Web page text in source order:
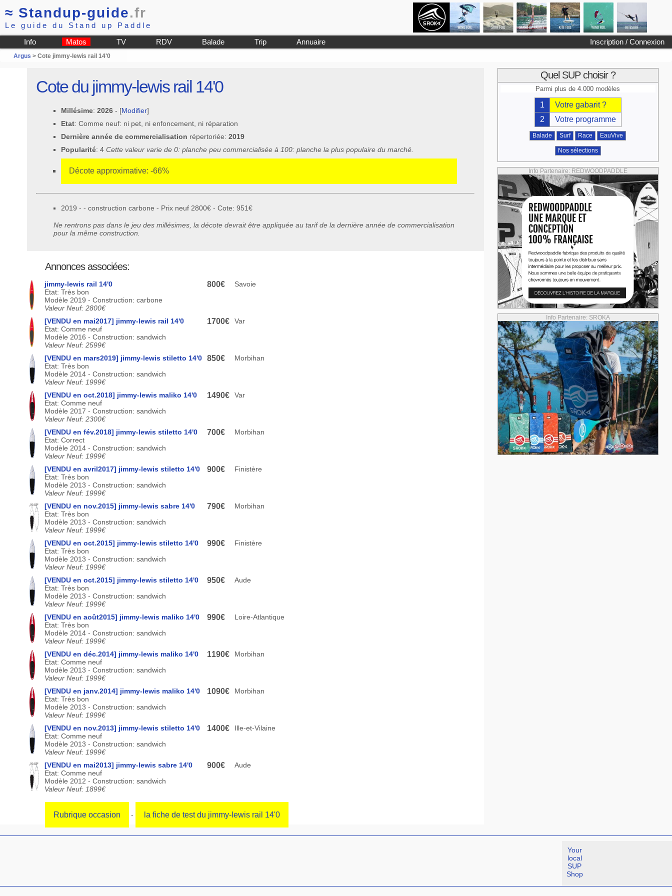
≈ Standup-guide.fr
Le guide du Stand up Paddle
Inscription / Connexion
Info Matos TV RDV Balade Trip Annuaire
Argus > Cote jimmy-lewis rail 14'0
Cote du jimmy-lewis rail 14'0
Millésime:2026 - [Modifier]
Etat: Comme neuf: ni pet, ni enfoncement, ni réparation
Dernière année de commercialisation répertoriée:2019
Popularité: 4Cette valeur varie de 0: planche peu commercialisée à 100: planche la plus populaire du marché.
Décote approximative: -66%
2019 - - construction carbone - Prix neuf 2800€ - Cote: 951€
Ne rentrons pas dans le jeu des millésimes, la décote devrait être appliquée au tarif de la dernière année de commercialisation
pour la même construction.
Annonces associées:
jimmy-lewis rail 14'0
Etat: Très bon
Modèle 2019 - Construction: carbone
Valeur Neuf: 2800€
800€ Savoie
[VENDU en mai2017] jimmy-lewis rail 14'0
Etat: Comme neuf
Modèle 2016 - Construction: sandwich
Valeur Neuf: 2599€
1700€ Var
[VENDU en mars2019] jimmy-lewis stiletto 14'0
Etat: Très bon
Modèle 2014 - Construction: sandwich
Valeur Neuf: 1999€
850€ Morbihan
[VENDU en oct.2018] jimmy-lewis maliko 14'0
Etat: Comme neuf
Modèle 2017 - Construction: sandwich
Valeur Neuf: 2300€
1490€ Var
[VENDU en fév.2018] jimmy-lewis stiletto 14'0
Etat: Correct
Modèle 2014 - Construction: sandwich
Valeur Neuf: 1999€
700€ Morbihan
[VENDU en avril2017] jimmy-lewis stiletto 14'0
Etat: Très bon
Modèle 2013 - Construction: sandwich
Valeur Neuf: 1999€
900€ Finistère
[VENDU en nov.2015] jimmy-lewis sabre 14'0
Etat: Très bon
Modèle 2013 - Construction: sandwich
Valeur Neuf: 1999€
790€ Morbihan
[VENDU en oct.2015] jimmy-lewis stiletto 14'0
Etat: Très bon
Modèle 2013 - Construction: sandwich
Valeur Neuf: 1999€
990€ Finistère
[VENDU en oct.2015] jimmy-lewis stiletto 14'0
Etat: Très bon
Modèle 2013 - Construction: sandwich
Valeur Neuf: 1999€
950€ Aude
[VENDU en août2015] jimmy-lewis maliko 14'0
Etat: Très bon
Modèle 2014 - Construction: sandwich
Valeur Neuf: 1999€
990€ Loire-Atlantique
[VENDU en déc.2014] jimmy-lewis maliko 14'0
Etat: Comme neuf
Modèle 2013 - Construction: sandwich
Valeur Neuf: 1999€
1190€ Morbihan
[VENDU en janv.2014] jimmy-lewis maliko 14'0
Etat: Très bon
Modèle 2013 - Construction: sandwich
Valeur Neuf: 1999€
1090€ Morbihan
[VENDU en nov.2013] jimmy-lewis stiletto 14'0
Etat: Comme neuf
Modèle 2013 - Construction: sandwich
Valeur Neuf: 1999€
1400€ Ille-et-Vilaine
[VENDU en mai2013] jimmy-lewis sabre 14'0
Etat: Comme neuf
Modèle 2012 - Construction: sandwich
Valeur Neuf: 1899€
900€ Aude
Rubrique occasion - la fiche de test du jimmy-lewis rail 14'0
Quel SUP choisir ?
Parmi plus de 4.000 modèles
1
Votre gabarit ?
2
Votre programme
Balade Surf Race EauVive
Nos sélections
Info Partenaire: REDWOODPADDLE
Info Partenaire: SROKA
Your
local
SUP
Shop